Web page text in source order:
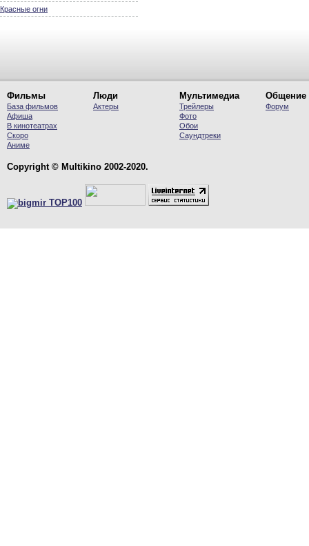
Красные огни
Фильмы
База фильмов
Афиша
В кинотеатрах
Скоро
Аниме
Люди
Актеры
Мультимедиа
Трейлеры
Фото
Обои
Саундтреки
Общение
Форум
Copyright © Multikino 2002-2020.